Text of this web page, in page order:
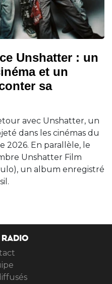
Unshatter : un
et un
sa
avec Unshatter, un
dans les cinémas du
2026. En parallèle, le
Unshatter Film
un album enregistré